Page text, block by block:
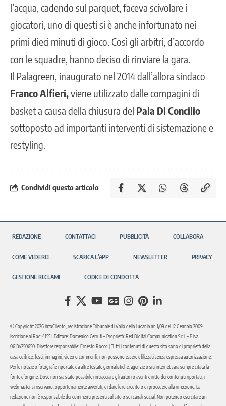
l’acqua, cadendo sul parquet, faceva scivolare i
giocatori, uno di questi si è anche infortunato nei
primi dieci minuti di gioco. Così gli arbitri, d’accordo
con le squadre, hanno deciso di rinviare la gara.
Il Palagreen, inaugurato nel 2014 dall’allora sindaco
Franco Alfieri,viene utilizzato dalle compagini di
basket a causa della chiusura del Pala Di Concilio
sottoposto ad importanti interventi di sistemazione e
restyling.
Condividi questo articolo
REDAZIONE CONTATTACI PUBBLICITÀ COLLABORA
COME VEDERCI SCARICA L’APP NEWSLETTER PRIVACY
GESTIONE RECLAMI CODICE DI CONDOTTA
© Copyright 2026 InfoCilento, registrazione Tribunale di Vallo della Lucania nr. 1/09 del 12 Gennaio 2009.
Iscrizione al Roc: 41551. Editore: Domenico Cerruti – Proprietà: Red Digital Communication S.r.l. – P.iva
06134250650. Direttore responsabile: Ernesto Rocco | Tutti i contenuti di questo sito sono di proprietà della
casa editrice, testi, immagini, video o commenti, non possono essere utilizzati senza espressa autorizzazione.
Per le notizie o fotografie riportate da altre testate giornalistiche, agenzie o siti internet sarà sempre citata la
fonte d’origine. Dove non sia stato possibile rintracciare gli autori o aventi diritto dei contenuti riportati, i
webmaster si riservano, opportunamente avvertiti, di dare loro credito o di procedere alla rimozione. La
redazione non è responsabile dei commenti presenti sul sito o sui canali social. Non potendo esercitare un